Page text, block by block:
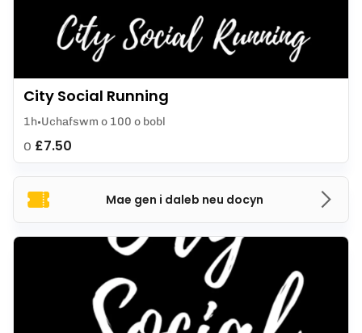
Mae gen i daleb neu docyn
City Social Running
1h Uchafswm o 100 o bobl
O £7.50